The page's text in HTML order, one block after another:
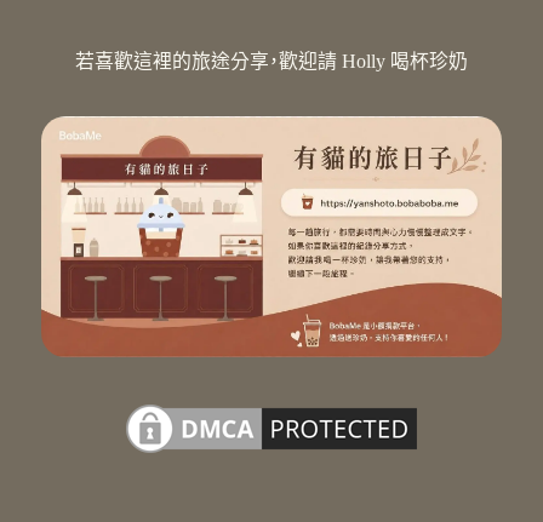
若喜歡這裡的旅途分享，歡迎請 Holly 喝杯珍奶